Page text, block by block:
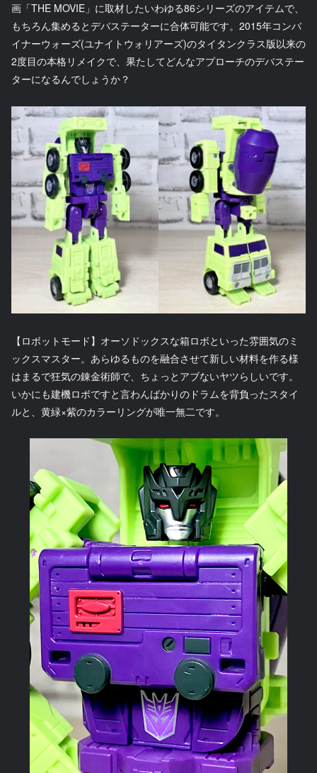
画「THE MOVIE」に取材したいわゆる86シリーズのアイテムで、
もちろん集めるとデバステーターに合体可能です。2015年コンバ
イナーウォーズ(ユナイトウォリアーズ)のタイタンクラス版以来の
2度目の本格リメイクで、果たしてどんなアプローチのデバステー
ターになるんでしょうか？
【ロボットモード】オーソドックスな箱ロボといった雰囲気のミ
ックスマスター。あらゆるものを融合させて新しい材料を作る様
はまるで狂気の錬金術師で、ちょっとアブないヤツらしいです。
いかにも建機ロボですと言わんばかりのドラムを背負ったスタイ
ルと、黄緑×紫のカラーリングが唯一無二です。